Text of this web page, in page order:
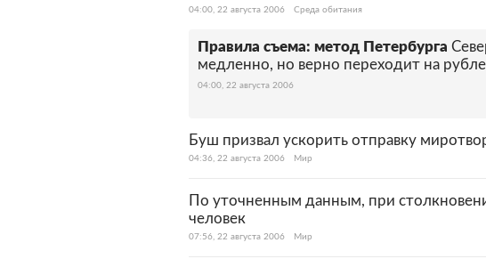
04:00, 22 августа 2006 Среда обитания
Правила съема: метод Петербурга
медленно, но верно переходит на
04:00, 22 августа 2006
Буш призвал ускорить отправку
04:36, 22 августа 2006 Мир
По уточненным данным, при
человек
07:56, 22 августа 2006 Мир